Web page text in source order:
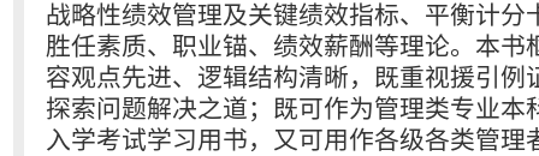
战略性绩效管理及关键绩效指标、平衡计分
胜任素质、职业锚、绩效薪酬等理论。本书
容观点先进、逻辑结构清晰，既重视援引例
探索问题解决之道；既可作为管理类专业本
入学考试学习用书，又可用作各级各类管理